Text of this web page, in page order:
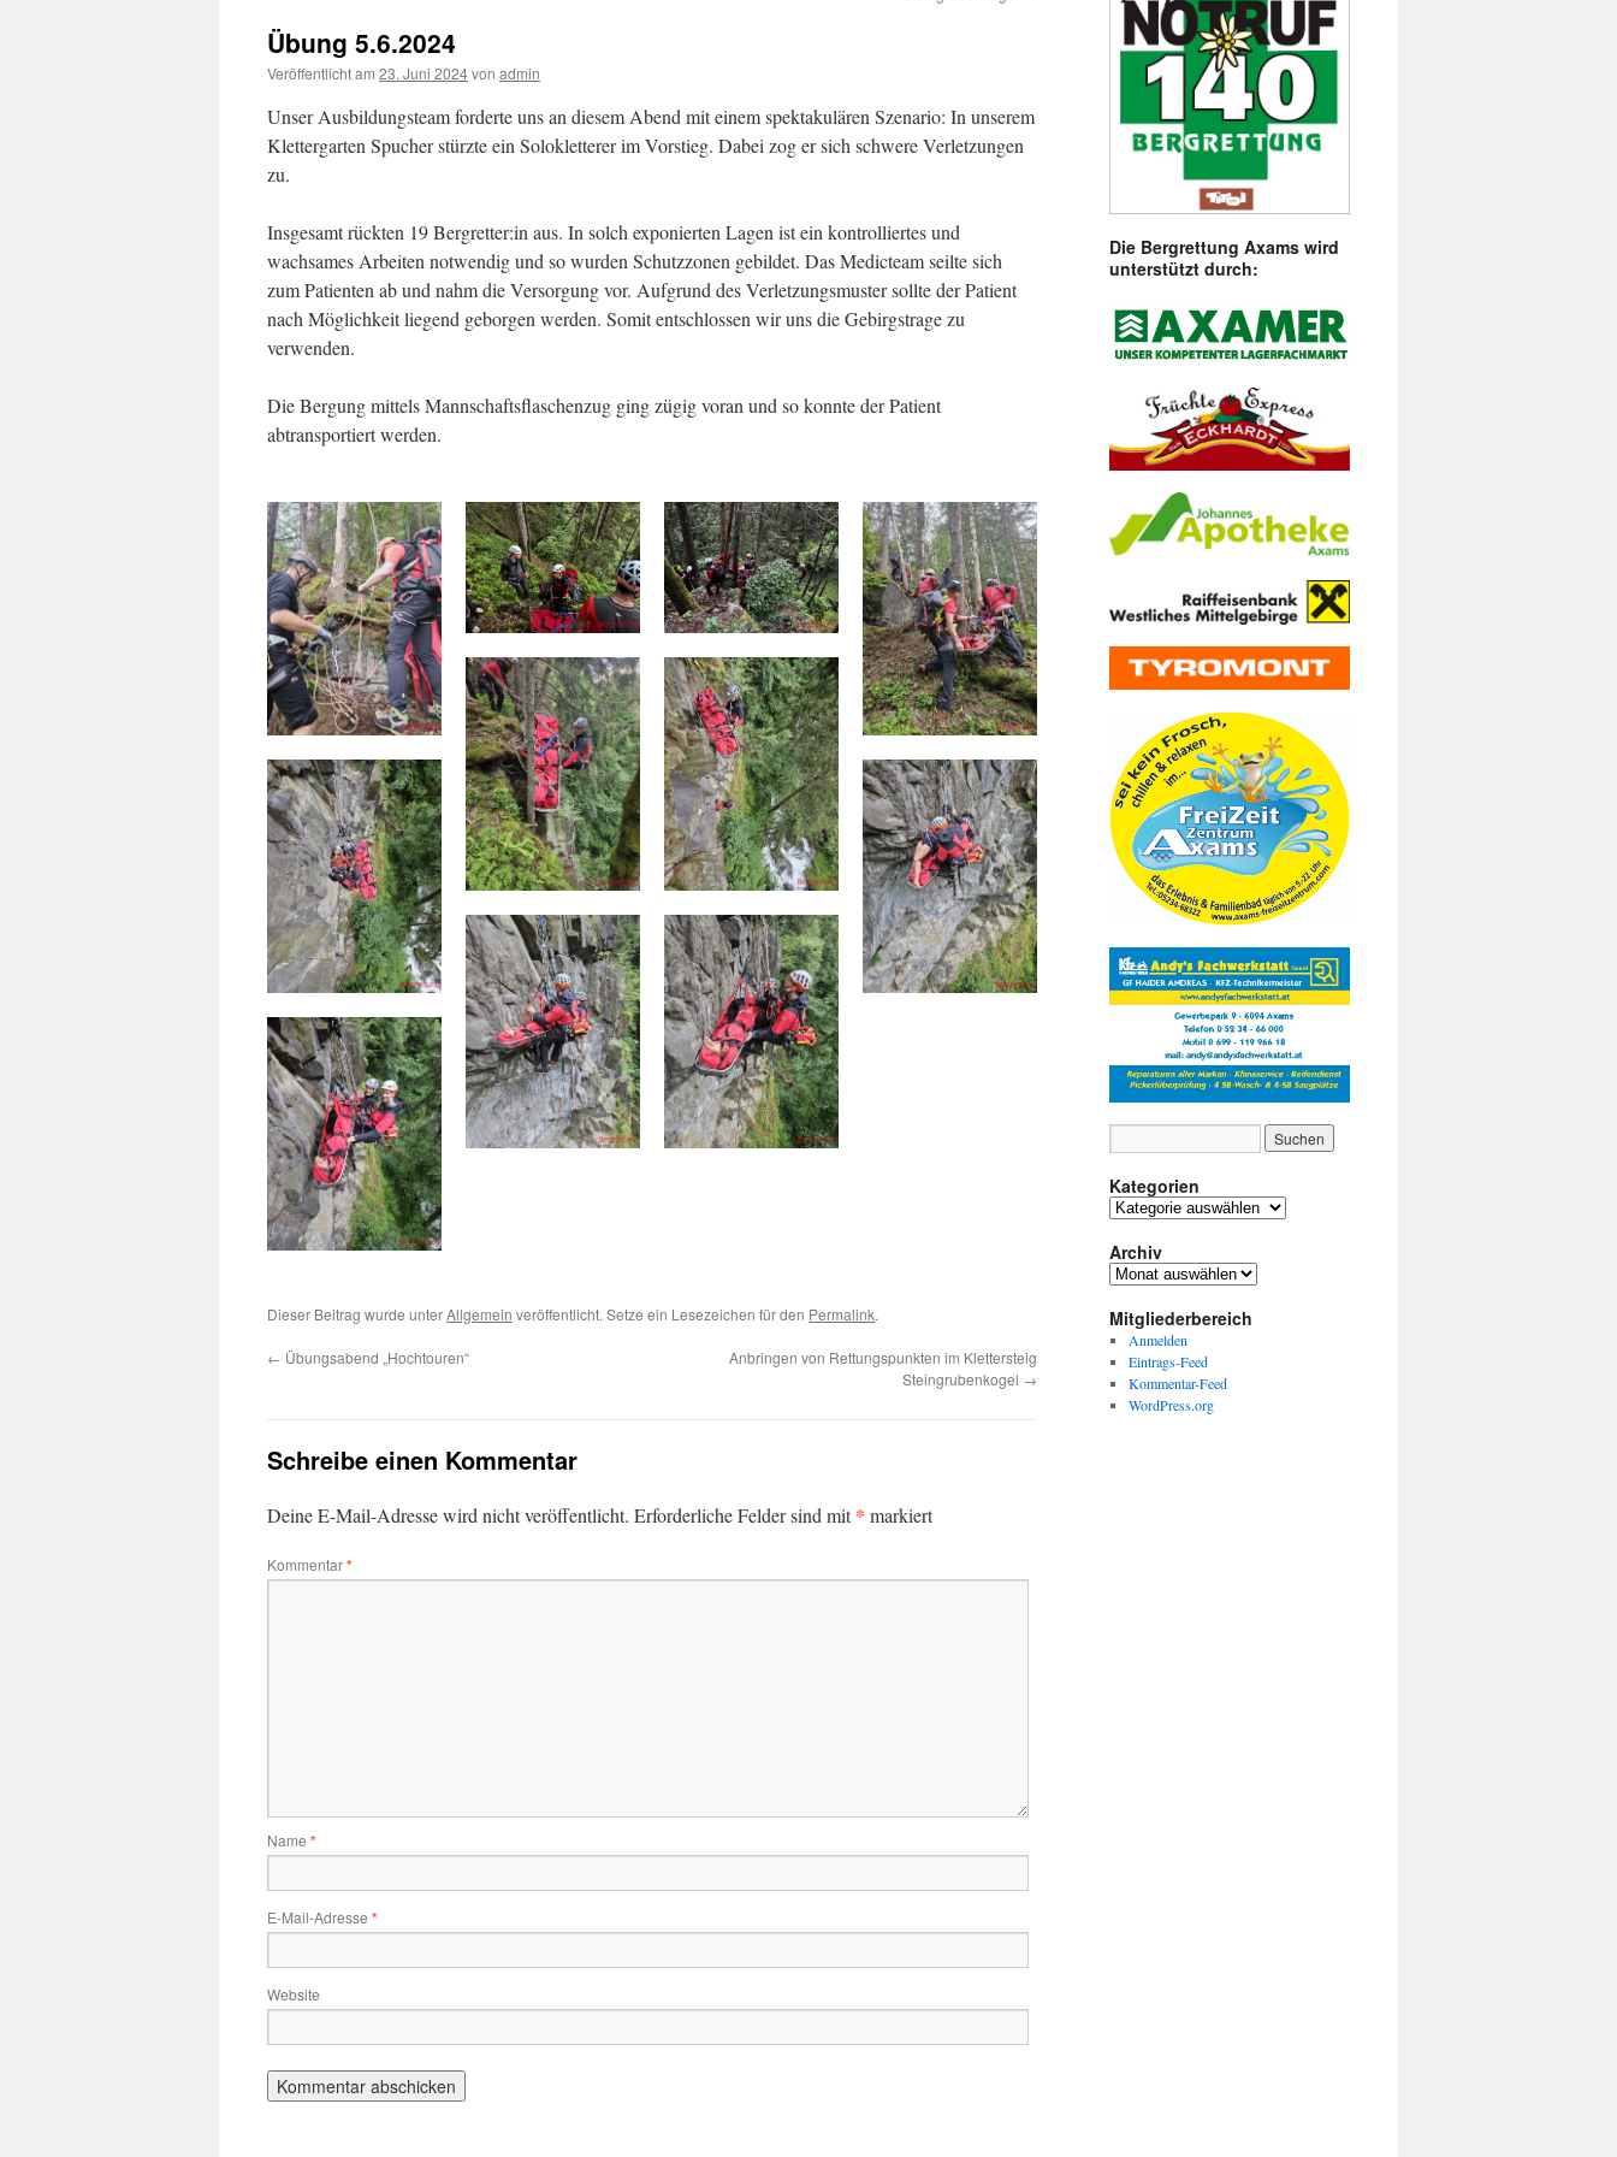
Übung 5.6.2024
Veröffentlicht am 23. Juni 2024von admin
Unser Ausbildungsteam forderte uns an diesem Abend mit einem spektakulären Szenario: In unserem
Klettergarten Spucher stürzte ein Solokletterer im Vorstieg. Dabei zog er sich schwere Verletzungen
zu.
Insgesamt rückten 19 Bergretter:in aus. In solch exponierten Lagen ist ein kontrolliertes und
wachsames Arbeiten notwendig und so wurden Schutzzonen gebildet. Das Medicteam seilte sich
zum Patienten ab und nahm die Versorgung vor. Aufgrund des Verletzungsmuster sollte der Patient
nach Möglichkeit liegend geborgen werden. Somit entschlossen wir uns die Gebirgstrage zu
verwenden.
Die Bergung mittels Mannschaftsflaschenzug ging zügig voran und so konnte der Patient
abtransportiert werden.
Dieser Beitrag wurde unterAllgemein veröffentlicht. Setze ein Lesezeichen für den Permalink.
← Übungsabend „Hochtouren“
Anbringen von Rettungspunkten im Klettersteig
Steingrubenkogel →
Schreibe einen Kommentar
Deine E-Mail-Adresse wird nicht veröffentlicht. Erforderliche Felder sind mit* markiert
Kommentar*
Name *
E-Mail-Adresse *
Website
Die Bergrettung Axams wird
unterstützt durch:
Kategorien
Kategorien
Archiv
Archiv
Mitgliederbereich
Anmelden
Eintrags-Feed
Kommentar-Feed
WordPress.org